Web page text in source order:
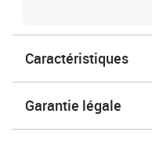
Caractéristiques
Garantie légale